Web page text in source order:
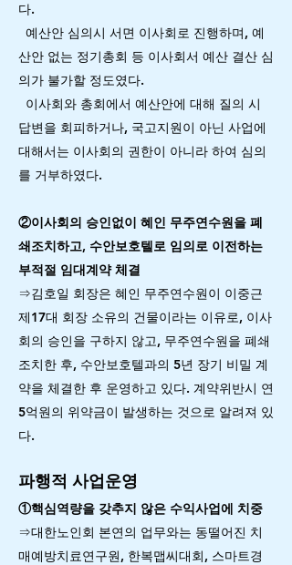
다.
예산안 심의시 서면 이사회로 진행하며, 예
산안 없는 정기총회 등 이사회서 예산 결산 심
의가 불가할 정도였다.
이사회와 총회에서 예산안에 대해 질의 시
답변을 회피하거나, 국고지원이 아닌 사업에
대해서는 이사회의 권한이 아니라 하여 심의
를 거부하였다.
②이사회의 승인없이 혜인 무주연수원을 폐
쇄조치하고, 수안보호텔로 임의로 이전하는
부적절 임대계약 체결
⇒김호일 회장은 혜인 무주연수원이 이중근
제17대 회장 소유의 건물이라는 이유로, 이사
회의 승인을 구하지 않고, 무주연수원을 폐쇄
조치한 후, 수안보호텔과의 5년 장기 비밀 계
약을 체결한 후 운영하고 있다. 계약위반시 연
5억원의 위약금이 발생하는 것으로 알려져 있
다.
파행적 사업운영
①핵심역량을 갖추지 않은 수익사업에 치중
⇒대한노인회 본연의 업무와는 동떨어진 치
매예방치료연구원, 한복맵씨대회, 스마트경